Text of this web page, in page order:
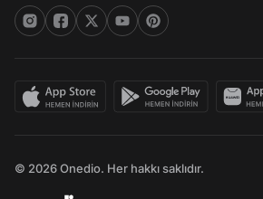
© 2026 Onedio. Her hakkı saklıdır.